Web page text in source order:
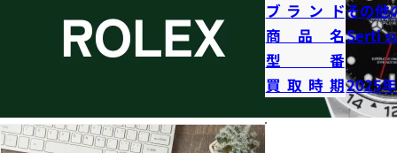
ブランドその他
商品名Serti
型番
買取時期2025